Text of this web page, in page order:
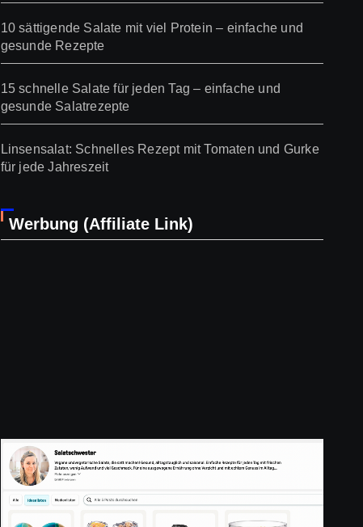
10 sättigende Salate mit viel Protein – einfache und
gesunde Rezepte
15 schnelle Salate für jeden Tag – einfache und
gesunde Salatrezepte
Linsensalat: Schnelles Rezept mit Tomaten und Gurke
für jede Jahreszeit
Werbung (Affiliate Link)